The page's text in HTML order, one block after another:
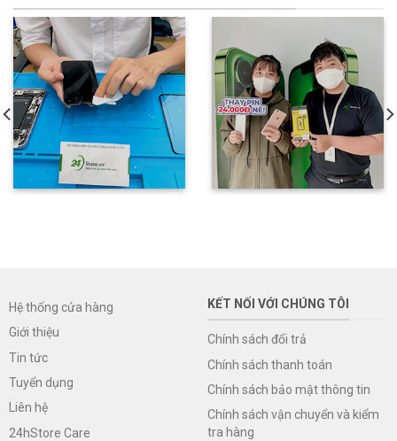
Hệ thống cửa hàng
Giới thiệu
Tin tức
Tuyển dụng
Liên hệ
24hStore Care
KẾT NỐI VỚI CHÚNG TÔI
Chính sách đổi trả
Chính sách thanh toán
Chính sách bảo mật thông tin
Chính sách vận chuyển và kiểm
tra hàng